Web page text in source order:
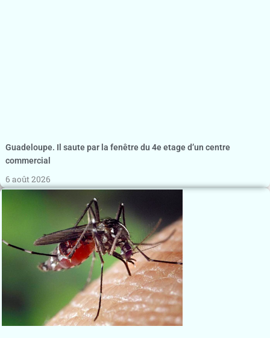
Guadeloupe. Il saute par la fenêtre du 4e etage d’un centre
commercial
6 août 2026